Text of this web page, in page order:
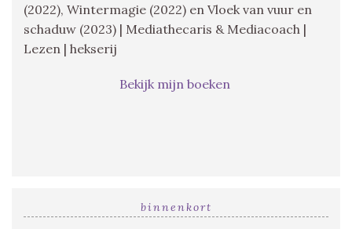
(2022), Wintermagie (2022) en Vloek van vuur en
schaduw (2023) | Mediathecaris & Mediacoach |
Lezen | hekserij
Bekijk mijn boeken
binnenkort